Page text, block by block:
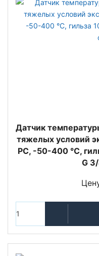
Датчик
тяжелых условий
РС, -50-400 °C,
G